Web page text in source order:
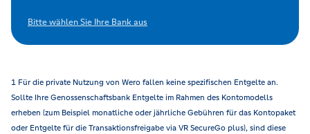
Bitte wählen Sie Ihre Bank aus
1 Für die private Nutzung von Wero fallen keine spezifischen Entgelte an.
Sollte Ihre Genossenschaftsbank Entgelte im Rahmen des Kontomodells
erheben (zum Beispiel monatliche oder jährliche Gebühren für das Kontopaket
oder Entgelte für die Transaktionsfreigabe via VR SecureGo plus), sind diese